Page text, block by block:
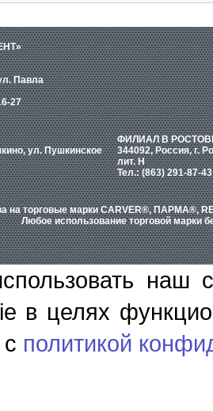
Павла
27
ул. Пушкинское
ФИЛИАЛ В
344092, Россия, г.
лит. Н
Тел.: (863) 291-87-43
на торговые марки CARVER®, ПАРМА®,
Любое использование торговой марки
наш
в целях
политикой